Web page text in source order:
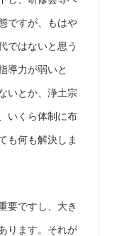
ですが、もはや
ではないと思う
導力が弱いと
いとか、浄土宗
いくら体制に布
も何も解決しま
要ですし、大き
ります。それが